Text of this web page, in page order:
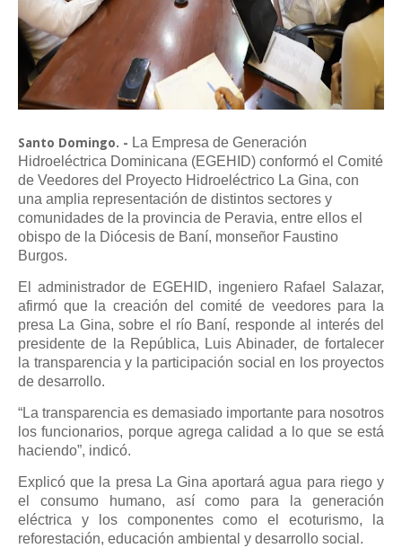
Santo Domingo. - La Empresa de Generación
Hidroeléctrica Dominicana (EGEHID) conformó el Comité
de Veedores del Proyecto Hidroeléctrico La Gina, con
una amplia representación de distintos sectores y
comunidades de la provincia de Peravia, entre ellos el
obispo de la Diócesis de Baní, monseñor Faustino
Burgos.
El administrador de EGEHID, ingeniero Rafael Salazar,
afirmó que la creación del comité de veedores para la
presa La Gina, sobre el río Baní, responde al interés del
presidente de la República, Luis Abinader, de fortalecer
la transparencia y la participación social en los proyectos
de desarrollo.
“La transparencia es demasiado importante para nosotros
los funcionarios, porque agrega calidad a lo que se está
haciendo”, indicó.
Explicó que la presa La Gina aportará agua para riego y
el consumo humano, así como para la generación
eléctrica y los componentes como el ecoturismo, la
reforestación, educación ambiental y desarrollo social.